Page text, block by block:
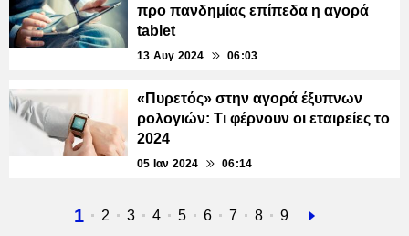
προ πανδημίας επίπεδα η αγορά
tablet
13 Αυγ 2024 06:03
«Πυρετός» στην αγορά έξυπνων
ρολογιών: Τι φέρνουν οι εταιρείες το
2024
05 Ιαν 2024 06:14
Τρέχουσα
1 Σελίδα
2 Σελίδα
3 Σελίδα
4 Σελίδα
5 Σελίδα
6 Σελίδα
7 Σελίδα
8 Σελίδα
9
Next